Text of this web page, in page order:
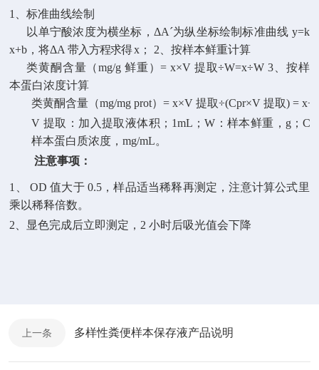
1
、标准曲线绘制
以单宁酸浓度为横坐标， ΔAˊ为纵坐标绘制标准曲线 y=k
x+b ，将ΔA带入方程求得x ； 2 、按样本鲜重计算
类黄酮含量（mg/g 鲜重）= x×V 提取÷W=x÷W 3 、按样
本蛋白浓度计算
类黄酮含量（mg/mg prot）= x×V提取÷(Cpr×V提取) =
V 提取：加入提取液体积； 1mL ；W ：样本鲜重， g ；
样本蛋白质浓度，mg/mL。
注意事项：
1、 OD值大于 0.5 ，样品适当稀释再测定，注意计算公式里
乘以稀释倍数。
2、 显色完成后立即测定， 2小时后吸光值会下降
上一条 多样性粪便样本保存液产品说明